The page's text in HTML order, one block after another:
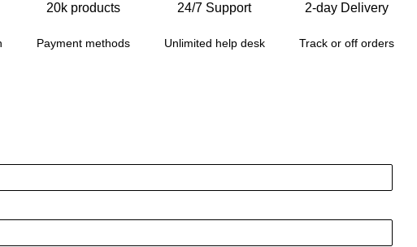
20k products
Payment methods
24/7 Support
Unlimited help desk
2-day Delivery
Track or off orders